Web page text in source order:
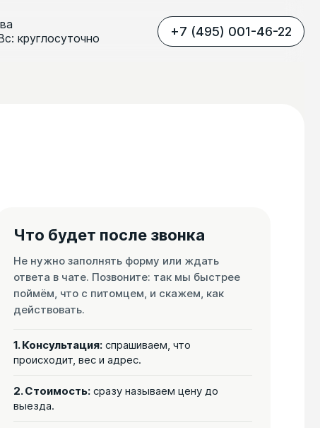
круглосуточно
+7 (495) 001-46-22
Что будет после звонка
Не нужно заполнять форму или ждать
ответа в чате. Позвоните: так мы быстрее
поймём, что с питомцем, и скажем, как
действовать.
1. Консультация: спрашиваем, что
происходит, вес и адрес.
2. Стоимость: сразу называем цену до
выезда.